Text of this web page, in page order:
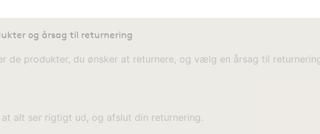
og årsag til returnering
de produkter, du ønsker at returnere, og vælg en årsag til
alt ser rigtigt ud, og afslut din returnering.